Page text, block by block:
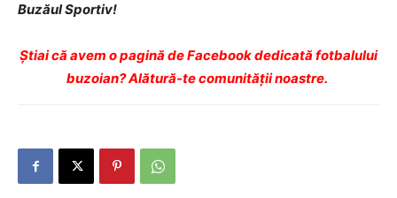
Buzăul Sportiv!
Ştiai că avem o pagină de Facebook dedicată fotbalului
buzoian? Alătură-te comunității noastre.